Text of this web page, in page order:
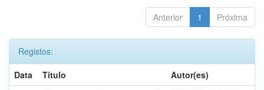
Anterior 1 Próxima
Registos:
Data
Título
Autor(es)